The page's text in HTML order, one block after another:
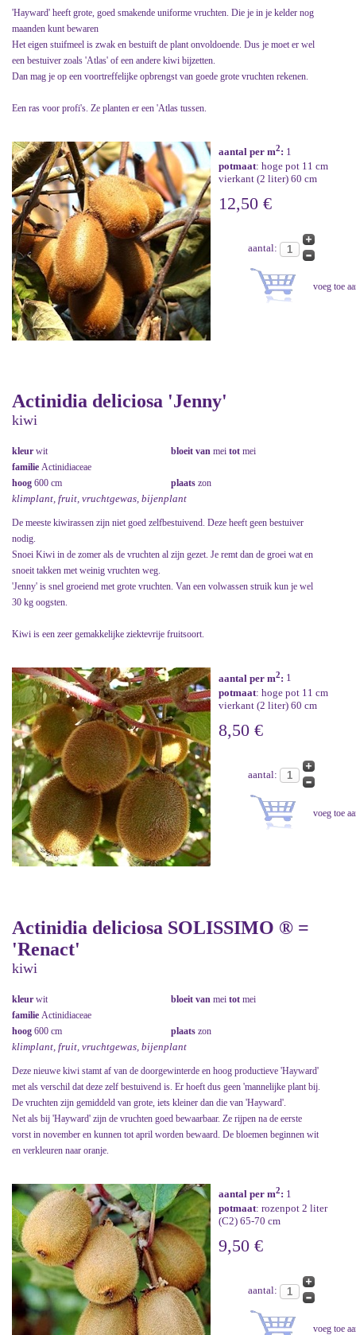
'Hayward' heeft grote, goed smakende uniforme vruchten. Die je in je kelder nog
maanden kunt bewaren
Het eigen stuifmeel is zwak en bestuift de plant onvoldoende. Dus je moet er wel
een bestuiver zoals 'Atlas' of een andere kiwi bijzetten.
Dan mag je op een voortreffelijke opbrengst van goede grote vruchten rekenen.
Een ras voor profi's. Ze planten er een 'Atlas tussen.
aantal per m2: 1
potmaat: hoge pot 11 cm
vierkant (2 liter) 60 cm
12,50 €
aantal:
Actinidia deliciosa 'Jenny'
kiwi
kleur wit bloeit van mei tot mei
familie Actinidiaceae
hoog 600 cm plaats zon
klimplant, fruit, vruchtgewas, bijenplant
De meeste kiwirassen zijn niet goed zelfbestuivend. Deze heeft geen bestuiver
nodig.
Snoei Kiwi in de zomer als de vruchten al zijn gezet. Je remt dan de groei wat en
snoeit takken met weinig vruchten weg.
'Jenny' is snel groeiend met grote vruchten. Van een volwassen struik kun je wel
30 kg oogsten.
Kiwi is een zeer gemakkelijke ziektevrije fruitsoort.
aantal per m2: 1
potmaat: hoge pot 11 cm
vierkant (2 liter) 60 cm
8,50 €
aantal:
Actinidia deliciosa SOLISSIMO ® =
'Renact'
kiwi
kleur wit bloeit van mei tot mei
familie Actinidiaceae
hoog 600 cm plaats zon
klimplant, fruit, vruchtgewas, bijenplant
Deze nieuwe kiwi stamt af van de doorgewinterde en hoog productieve 'Hayward'
met als verschil dat deze zelf bestuivend is. Er hoeft dus geen 'mannelijke plant bij.
De vruchten zijn gemiddeld van grote, iets kleiner dan die van 'Hayward'.
Net als bij 'Hayward' zijn de vruchten goed bewaarbaar. Ze rijpen na de eerste
vorst in november en kunnen tot april worden bewaard. De bloemen beginnen wit
en verkleuren naar oranje.
aantal per m2: 1
potmaat: rozenpot 2 liter
(C2) 65-70 cm
9,50 €
aantal: